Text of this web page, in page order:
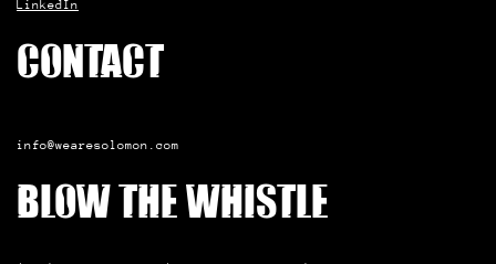
LinkedIn
Contact
info@wearesolomon.com
Blow the whistle